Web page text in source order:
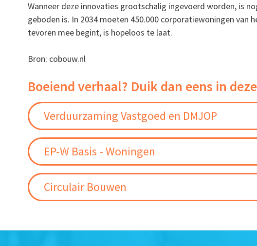
Wanneer deze innovaties grootschalig ingevoerd worden, is
geboden is. In 2034 moeten 450.000 corporatiewoningen van
tevoren mee begint, is hopeloos te laat.
Bron: cobouw.nl
Boeiend verhaal? Duik dan eens in
Verduurzaming Vastgoed en DMJOP
EP-W Basis - Woningen
Circulair Bouwen